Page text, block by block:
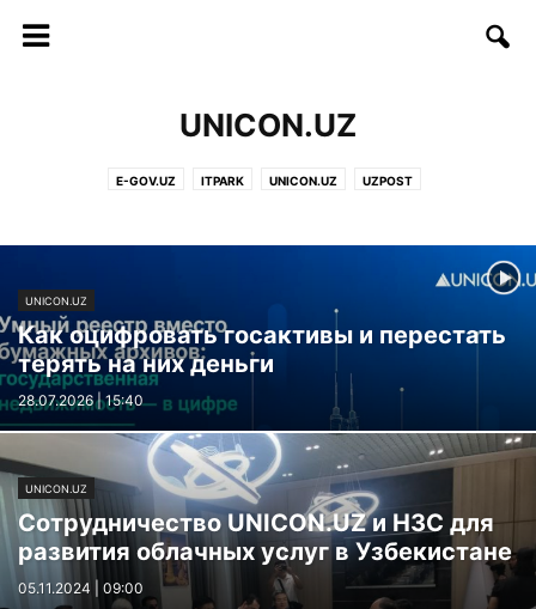
UNICON.UZ
E-GOV.UZ ITPARK UNICON.UZ UZPOST
UNICON.UZ
Как оцифровать госактивы и перестать
терять на них деньги
28.07.2026 | 15:40
UNICON.UZ
Сотрудничество UNICON.UZ и H3C для
развития облачных услуг в Узбекистане
05.11.2024 | 09:00